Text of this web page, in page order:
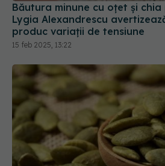
Băutura minune cu oțet și
Lygia Alexandrescu
produc variații de tensiune
15 feb 2025, 13:22